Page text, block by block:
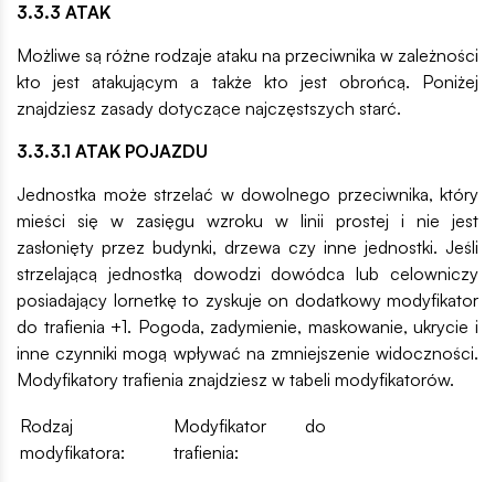
3.3.3 ATAK
Możliwe są różne rodzaje ataku na przeciwnika w zależności
kto jest atakującym a także kto jest obrońcą. Poniżej
znajdziesz zasady dotyczące najczęstszych starć.
3.3.3.1 ATAK POJAZDU
Jednostka może strzelać w dowolnego przeciwnika, który
mieści się w zasięgu wzroku w linii prostej i nie jest
zasłonięty przez budynki, drzewa czy inne jednostki. Jeśli
strzelającą jednostką dowodzi dowódca lub celowniczy
posiadający lornetkę to zyskuje on dodatkowy modyfikator
do trafienia +1. Pogoda, zadymienie, maskowanie, ukrycie i
inne czynniki mogą wpływać na zmniejszenie widoczności.
Modyfikatory trafienia znajdziesz w tabeli modyfikatorów.
Rodzaj
modyfikatora:
Modyfikator do
trafienia: